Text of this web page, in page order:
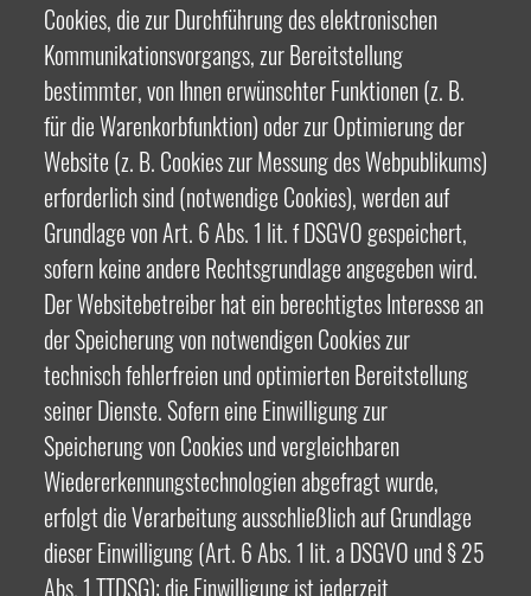
Cookies, die zur Durchführung des elektronischen
Kommunikationsvorgangs, zur Bereitstellung
bestimmter, von Ihnen erwünschter Funktionen (z. B.
für die Warenkorbfunktion) oder zur Optimierung der
Website (z. B. Cookies zur Messung des Webpublikums)
erforderlich sind (notwendige Cookies), werden auf
Grundlage von Art. 6 Abs. 1 lit. f DSGVO gespeichert,
sofern keine andere Rechtsgrundlage angegeben wird.
Der Websitebetreiber hat ein berechtigtes Interesse an
der Speicherung von notwendigen Cookies zur
technisch fehlerfreien und optimierten Bereitstellung
seiner Dienste. Sofern eine Einwilligung zur
Speicherung von Cookies und vergleichbaren
Wiedererkennungstechnologien abgefragt wurde,
erfolgt die Verarbeitung ausschließlich auf Grundlage
dieser Einwilligung (Art. 6 Abs. 1 lit. a DSGVO und § 25
Abs. 1 TTDSG); die Einwilligung ist jederzeit